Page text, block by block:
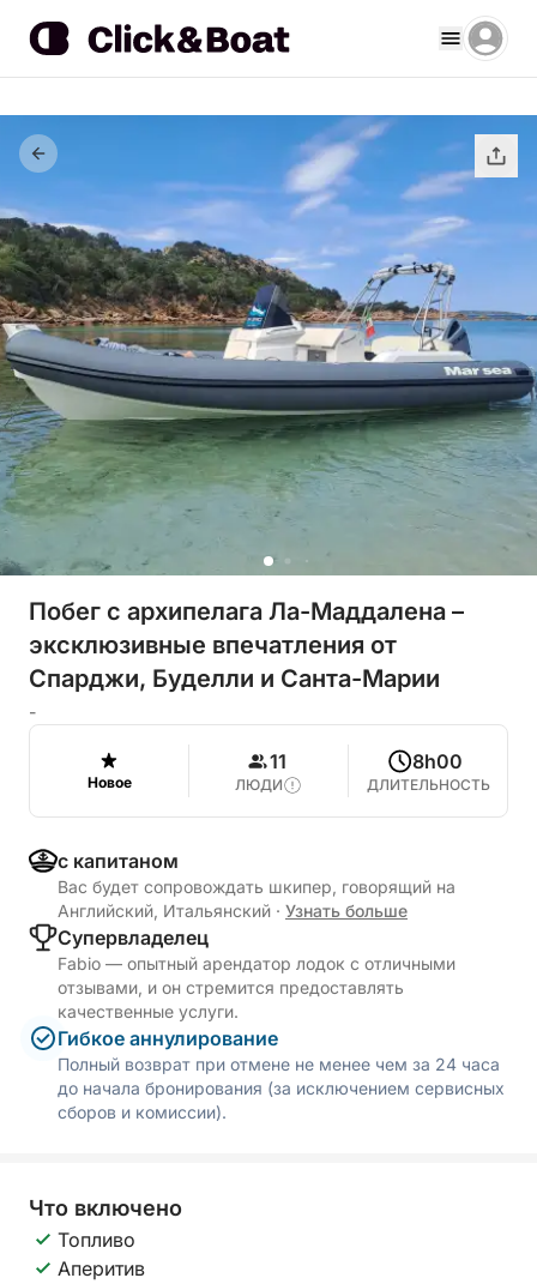
Побег с архипелага Ла-Маддалена –
эксклюзивные впечатления от
Спарджи, Буделли и Санта-Марии
-
Новое
11
ЛЮДИ
8h00
ДЛИТЕЛЬНОСТЬ
с капитаном
Вас будет сопровождать шкипер, говорящий на
Английский, Итальянский · Узнать больше
Cупервладелец
Fabio — опытный арендатор лодок с отличными
отзывами, и он стремится предоставлять
качественные услуги.
Гибкое аннулирование
Полный возврат при отмене не менее чем за 24 часа
до начала бронирования (за исключением сервисных
сборов и комиссии).
Что включено
Топливо
Аперитив